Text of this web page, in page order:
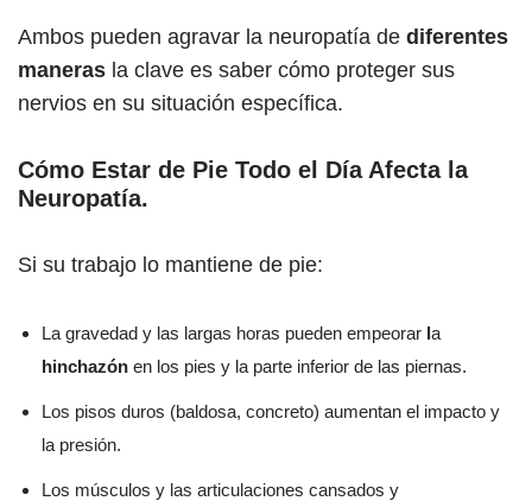
Ambos pueden agravar la neuropatía de diferentes
maneras la clave es saber cómo proteger sus
nervios en su situación específica.
Cómo Estar de Pie Todo el Día Afecta la
Neuropatía.
Si su trabajo lo mantiene de pie:
La gravedad y las largas horas pueden empeorar la
hinchazón en los pies y la parte inferior de las piernas.
Los pisos duros (baldosa, concreto) aumentan el impacto y
la presión.
Los músculos y las articulaciones cansados y